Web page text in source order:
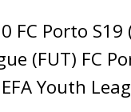
FC Porto S19
(FUT) FC
Youth